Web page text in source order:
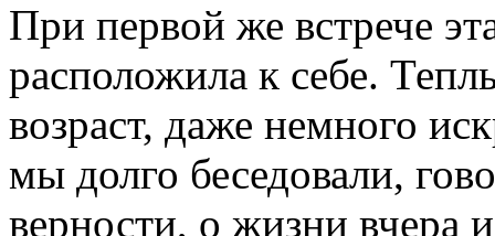
При первой же встрече
расположила к себе.
возраст, даже немного
мы долго беседовали,
верности, о жизни вчера